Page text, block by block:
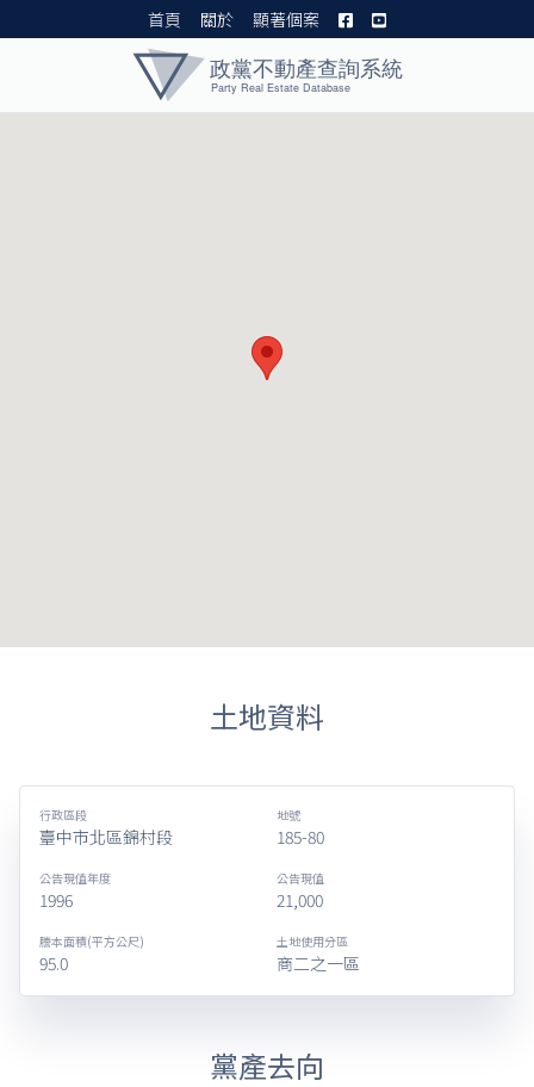
首頁 關於 顯著個案
土地資料
行政區段
臺中市北區錦村段
地號
185-80
公告現值年度
1996
公告現值
21,000
謄本面積(平方公尺)
95.0
土地使用分區
商二之一區
黨產去向